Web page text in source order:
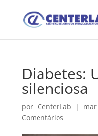
Diabetes:
silenciosa
por CenterLab |
Comentários